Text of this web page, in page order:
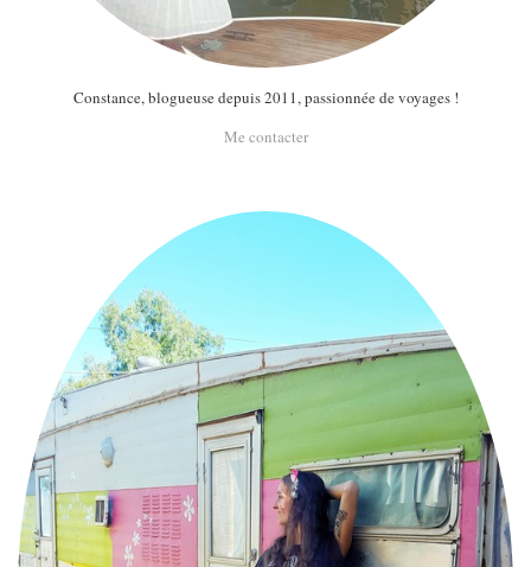
Constance, blogueuse depuis 2011, passionnée de voyages !
Me contacter